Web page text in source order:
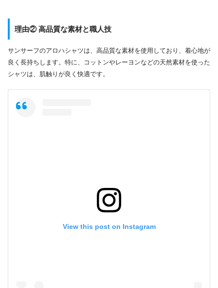
理由② 高品質な素材と職人技
サンサーフのアロハシャツは、高品質な素材を使用しており、着心地が
良く長持ちします。特に、コットンやレーヨンなどの天然素材を使った
シャツは、肌触りが良く快適です。
View this post on Instagram